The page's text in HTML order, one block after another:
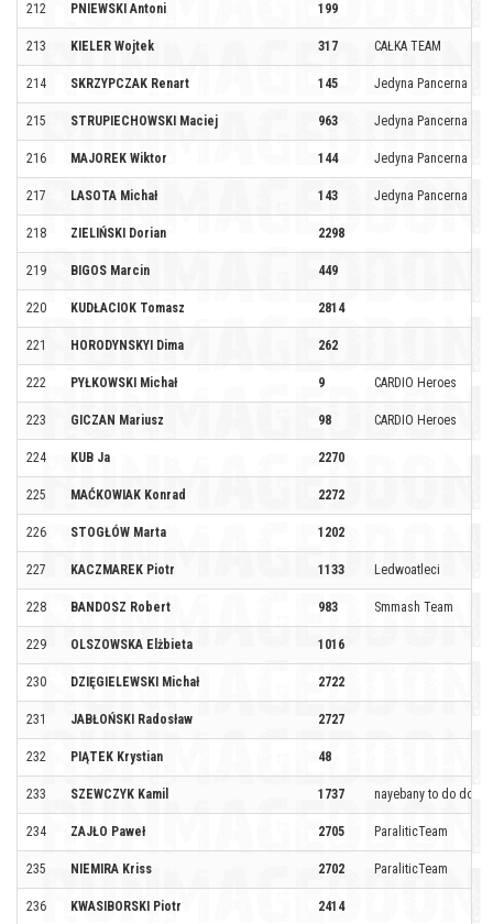
212 PNIEWSKI Antoni 199
213 KIELER Wojtek 317 CAŁKA TEAM
214 SKRZYPCZAK Renart 145 Jedyna Pancerna
215 STRUPIECHOWSKI Maciej 963 Jedyna Pancerna
216 MAJOREK Wiktor 144 Jedyna Pancerna
217 LASOTA Michał 143 Jedyna Pancerna
218 ZIELIŃSKI Dorian 2298
219 BIGOS Marcin 449
220 KUDŁACIOK Tomasz 2814
221 HORODYNSKYI Dima 262
222 PYŁKOWSKI Michał 9 CARDIO Heroes
223 GICZAN Mariusz 98 CARDIO Heroes
224 KUB Ja 2270
225 MAĆKOWIAK Konrad 2272
226 STOGŁÓW Marta 1202
227 KACZMAREK Piotr 1133 Ledwoatleci
228 BANDOSZ Robert 983 Smmash Team
229 OLSZOWSKA Elżbieta 1016
230 DZIĘGIELEWSKI Michał 2722
231 JABŁOŃSKI Radosław 2727
232 PIĄTEK Krystian 48
233 SZEWCZYK Kamil 1737 nayebany to do domu
234 ZAJŁO Paweł 2705 ParaliticTeam
235 NIEMIRA Kriss 2702 ParaliticTeam
236 KWASIBORSKI Piotr 2414